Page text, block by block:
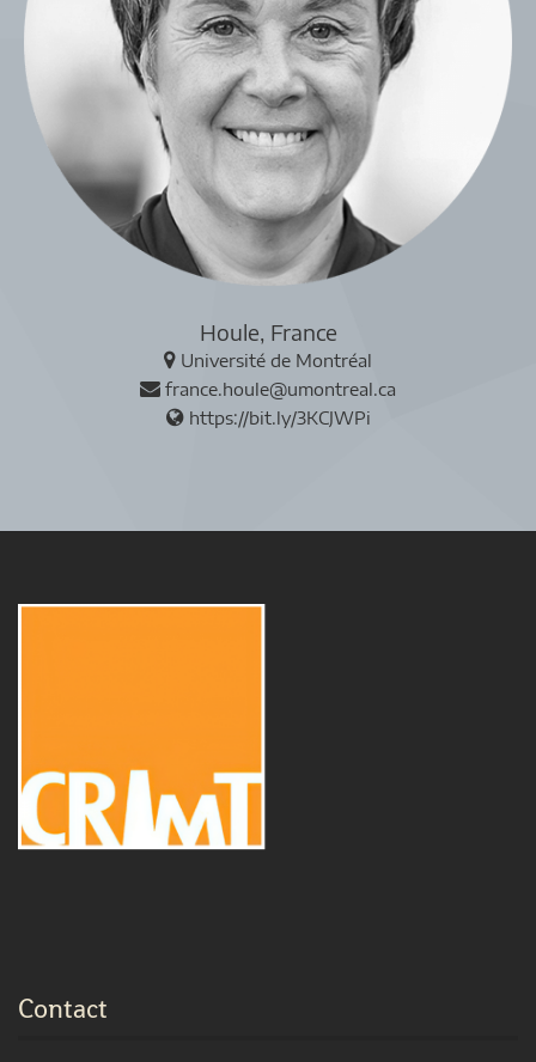
Houle, France
Université de Montréal
france.houle@umontreal.ca
https://bit.ly/3KCJWPi
Contact